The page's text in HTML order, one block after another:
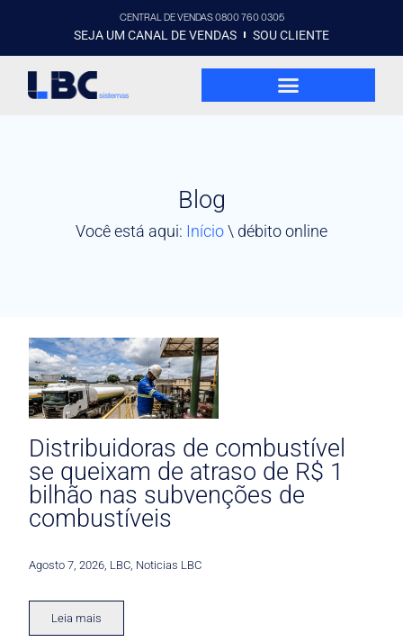
CENTRAL DE VENDAS 0800 760 0305
SEJA UM CANAL DE VENDAS SOU CLIENTE
Blog
Você está aqui: Início\ débito online
Distribuidoras de combustível
se queixam de atraso de R$ 1
bilhão nas subvenções de
combustíveis
Agosto 7, 2026 LBC Noticias LBC
Leia mais